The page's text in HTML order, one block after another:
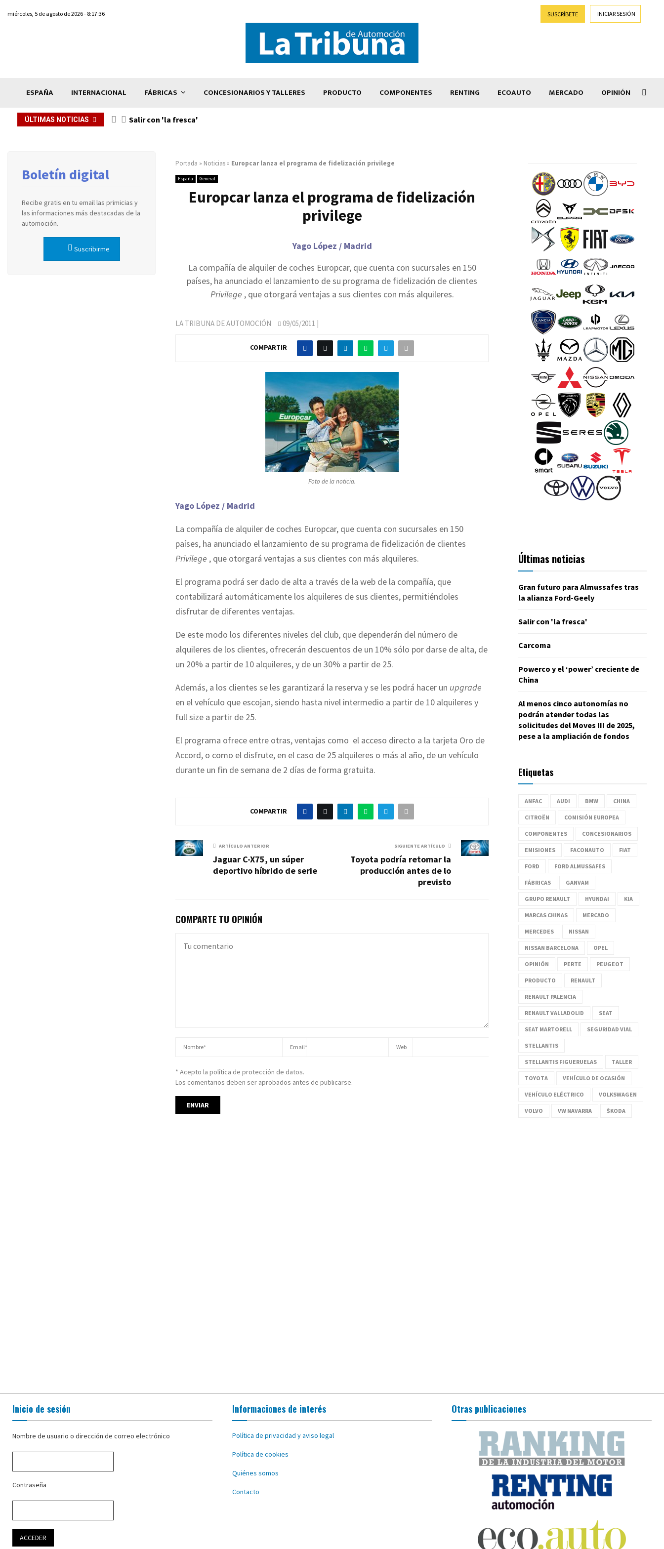
miércoles, 5 de agosto de 2026 - 8:17:36 SUSCRÍBETE INICIAR SESIÓN
ESPAÑA INTERNACIONAL FÁBRICAS CONCESIONARIOS Y TALLERES PRODUCTO COMPONENTES RENTING ECOAUTO MERCADO OPINIÓN
ÚLTIMAS NOTICIAS Salir con 'la fresca'
Portada » Noticias » Europcar lanza el programa de fidelización privilege
España General
Europcar lanza el programa de fidelización
privilege
Yago López / Madrid
La compañía de alquiler de coches Europcar, que cuenta con sucursales en 150
países, ha anunciado el lanzamiento de su programa de fidelización de clientes
Privilege , que otorgará ventajas a sus clientes con más alquileres.
LA TRIBUNA DE AUTOMOCIÓN 09/05/2011 |
COMPARTIR
Foto de la noticia.
Yago López / Madrid
La compañía de alquiler de coches Europcar, que cuenta con sucursales en 150
países, ha anunciado el lanzamiento de su programa de fidelización de clientes
Privilege , que otorgará ventajas a sus clientes con más alquileres.
El programa podrá ser dado de alta a través de la web de la compañía, que
contabilizará automáticamente los alquileres de sus clientes, permitiéndoles
disfrutar de diferentes ventajas.
De este modo los diferentes niveles del club, que dependerán del número de
alquileres de los clientes, ofrecerán descuentos de un 10% sólo por darse de alta, de
un 20% a partir de 10 alquileres, y de un 30% a partir de 25.
Además, a los clientes se les garantizará la reserva y se les podrá hacer un upgrade
en el vehículo que escojan, siendo hasta nivel intermedio a partir de 10 alquileres y
full size a partir de 25.
El programa ofrece entre otras, ventajas como el acceso directo a la tarjeta Oro de
Accord, o como el disfrute, en el caso de 25 alquileres o más al año, de un vehículo
durante un fin de semana de 2 días de forma gratuita.
COMPARTIR
ARTÍCULO ANTERIOR
Jaguar C-X75, un súper
deportivo híbrido de serie
SIGUIENTE ARTÍCULO
Toyota podría retomar la
producción antes de lo
previsto
COMPARTE TU OPINIÓN
* Acepto la política de protección de datos.
Los comentarios deben ser aprobados antes de publicarse.
Boletín digital
Recibe gratis en tu email las primicias y
las informaciones más destacadas de la
automoción.
Suscribirme
Últimas noticias
Gran futuro para Almussafes tras
la alianza Ford-Geely
Salir con 'la fresca'
Carcoma
Powerco y el ‘power’ creciente de
China
Al menos cinco autonomías no
podrán atender todas las
solicitudes del Moves III de 2025,
pese a la ampliación de fondos
Etiquetas
ANFAC AUDI BMW CHINA
CITROËN COMISIÓN EUROPEA
COMPONENTES CONCESIONARIOS
EMISIONES FACONAUTO FIAT
FORD FORD ALMUSSAFES
FÁBRICAS GANVAM
GRUPO RENAULT HYUNDAI KIA
MARCAS CHINAS MERCADO
MERCEDES NISSAN
NISSAN BARCELONA OPEL
OPINIÓN PERTE PEUGEOT
PRODUCTO RENAULT
RENAULT PALENCIA
RENAULT VALLADOLID SEAT
SEAT MARTORELL SEGURIDAD VIAL
STELLANTIS
STELLANTIS FIGUERUELAS TALLER
TOYOTA VEHÍCULO DE OCASIÓN
VEHÍCULO ELÉCTRICO VOLKSWAGEN
VOLVO VW NAVARRA ŠKODA
Inicio de sesión
Nombre de usuario o dirección de correo electrónico
Contraseña
Informaciones de interés
Política de privacidad y aviso legal
Política de cookies
Quiénes somos
Contacto
Otras publicaciones